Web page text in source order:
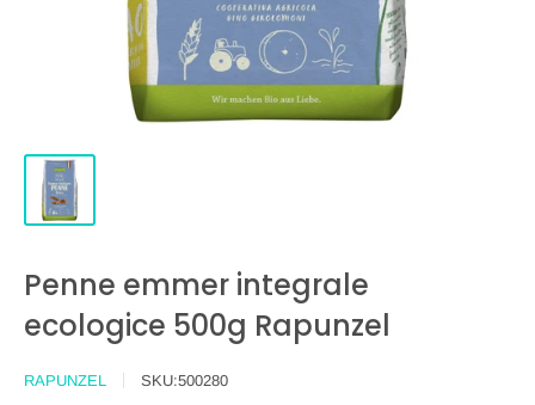
Penne emmer integrale
ecologice 500g Rapunzel
RAPUNZEL SKU:500280